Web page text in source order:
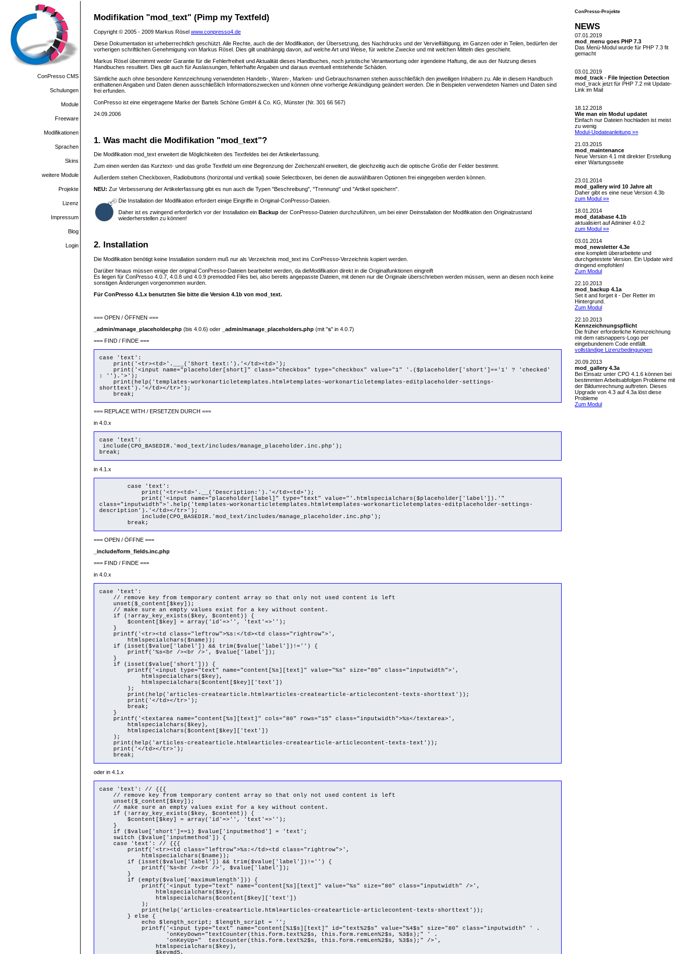
ConPresso CMS
Schulungen
Module
Freeware
Modifikationen
Sprachen
Skins
weitere Module
Projekte
Lizenz
Impressum
Blog
Login
Modifikation "mod_text" (Pimp my Textfeld)
Copyright © 2005 - 2009 Markus Rösel www.conpresso4.de
Diese Dokumentation ist urheberrechtlich geschützt. Alle Rechte, auch die der Modifikation, der Übersetzung, des Nachdrucks und der Vervielfältigung, im Ganzen oder in Teilen, bedürfen der
vorherigen schriftlichen Genehmigung von Markus Rösel. Dies gilt unabhängig davon, auf welche Art und Weise, für welche Zwecke und mit welchen Mitteln dies geschieht.
Markus Rösel übernimmt weder Garantie für die Fehlerfreiheit und Aktualität dieses Handbuches, noch juristische Verantwortung oder irgendeine Haftung, die aus der Nutzung dieses
Handbuches resultiert. Dies gilt auch für Auslassungen, fehlerhafte Angaben und daraus eventuell entstehende Schäden.
Sämtliche auch ohne besondere Kennzeichnung verwendeten Handels-, Waren-, Marken- und Gebrauchsnamen stehen ausschließlich den jeweiligen Inhabern zu. Alle in diesem Handbuch
enthaltenen Angaben und Daten dienen ausschließlich Informationszwecken und können ohne vorherige Ankündigung geändert werden. Die in Beispielen verwendeten Namen und Daten sind
frei erfunden.
ConPresso ist eine eingetragene Marke der Bartels Schöne GmbH & Co. KG, Münster (Nr. 301 66 567)
24.09.2006
1. Was macht die Modifikation "mod_text"?
Die Modifikation mod_text erweitert die Möglichkeiten des Textfeldes bei der Artikelerfassung.
Zum einen werden das Kurztext- und das große Textfeld um eine Begrenzung der Zeichenzahl erweitert, die gleichzeitig auch die optische Größe der Felder bestimmt.
Außerdem stehen Checkboxen, Radiobuttons (horizontal und vertikal) sowie Selectboxen, bei denen die auswählbaren Optionen frei eingegeben werden können.
NEU: Zur Verbesserung der Artikelerfassung gibt es nun auch die Typen "Beschreibung", "Trennung" und "Artikel speichern".
Die Installation der Modifikation erfordert einige Eingriffe in Original-ConPresso-Dateien.
Daher ist es zwingend erforderlich vor der Installation ein Backup der ConPresso-Dateien durchzuführen, um bei einer Deinstallation der Modifikation den Originalzustand
wiederherstellen zu können!
2. Installation
Die Modifikation benötigt keine Installation sondern muß nur als Verzeichnis mod_text ins ConPresso-Verzeichnis kopiert werden.
Darüber hinaus müssen einige der original ConPresso-Dateien bearbeitet werden, da dieModifikation direkt in die Originalfunktionen eingreift
Es liegen für ConPresso 4.0.7, 4.0.8 und 4.0.9 premodded Files bei, also bereits angepasste Dateien, mit denen nur die Originale überschrieben werden müssen, wenn an diesen noch keine
sonstigen Änderungen vorgenommen wurden.
Für ConPresso 4.1.x benutzten Sie bitte die Version 4.1b von mod_text.
=== OPEN / ÖFFNEN ===
_admin/manage_placeholder.php (bis 4.0.6) oder _admin/manage_placeholders.php (mit "s" in 4.0.7)
=== FIND / FINDE ===
case 'text':
print('<tr><td>'.___('Short text:').'</td><td>');
print('<input name="placeholder[short]" class="checkbox" type="checkbox" value="1" '.($placeholder['short']=='1' ? 'checked'
: '').'>');
print(help('templates-workonarticletemplates.html#templates-workonarticletemplates-editplaceholder-settings-
shorttext').'</td></tr>');
break;
=== REPLACE WITH / ERSETZEN DURCH ===
in 4.0.x
case 'text':
include(CPO_BASEDIR.'mod_text/includes/manage_placeholder.inc.php');
break;
in 4.1.x
case 'text':
print('<tr><td>'.__('Description:').'</td><td>');
print('<input name="placeholder[label]" type="text" value="'.htmlspecialchars($placeholder['label']).'"
class="inputwidth">'.help('templates-workonarticletemplates.html#templates-workonarticletemplates-editplaceholder-settings-
description').'</td></tr>');
include(CPO_BASEDIR.'mod_text/includes/manage_placeholder.inc.php');
break;
=== OPEN / ÖFFNE ===
_include/form_fields.inc.php
=== FIND / FINDE ===
in 4.0.x
case 'text':
// remove key from temporary content array so that only not used content is left
unset($_content[$key]);
// make sure an empty values exist for a key without content.
if (!array_key_exists($key, $content)) {
$content[$key] = array('id'=>'', 'text'=>'');
}
printf('<tr><td class="leftrow">%s:</td><td class="rightrow">',
htmlspecialchars($name));
if (isset($value['label']) && trim($value['label'])!='') {
printf('%s<br /><br />', $value['label']);
}
if (isset($value['short'])) {
printf('<input type="text" name="content[%s][text]" value="%s" size="80" class="inputwidth">',
htmlspecialchars($key),
htmlspecialchars($content[$key]['text'])
);
print(help('articles-createarticle.html#articles-createarticle-articlecontent-texts-shorttext'));
print('</td></tr>');
break;
}
printf('<textarea name="content[%s][text]" cols="80" rows="15" class="inputwidth">%s</textarea>',
htmlspecialchars($key),
htmlspecialchars($content[$key]['text'])
);
print(help('articles-createarticle.html#articles-createarticle-articlecontent-texts-text'));
print('</td></tr>');
break;
oder in 4.1.x
case 'text': // {{{
// remove key from temporary content array so that only not used content is left
unset($_content[$key]);
// make sure an empty values exist for a key without content.
if (!array_key_exists($key, $content)) {
$content[$key] = array('id'=>'', 'text'=>'');
}
if ($value['short']==1) $value['inputmethod'] = 'text';
switch ($value['inputmethod']) {
case 'text': // {{{
printf('<tr><td class="leftrow">%s:</td><td class="rightrow">',
htmlspecialchars($name));
if (isset($value['label']) && trim($value['label'])!='') {
printf('%s<br /><br />', $value['label']);
}
if (empty($value['maximumlength'])) {
printf('<input type="text" name="content[%s][text]" value="%s" size="80" class="inputwidth" />',
htmlspecialchars($key),
htmlspecialchars($content[$key]['text'])
);
print(help('articles-createarticle.html#articles-createarticle-articlecontent-texts-shorttext'));
} else {
echo $length_script; $length_script = '';
printf('<input type="text" name="content[%1$s][text]" id="text%2$s" value="%4$s" size="80" class="inputwidth" ' .
'onKeyDown="textCounter(this.form.text%2$s, this.form.remLen%2$s, %3$s);" ' .
'onKeyUp=" textCounter(this.form.text%2$s, this.form.remLen%2$s, %3$s);" />',
htmlspecialchars($key),
$keymd5,
ConPresso-Projekte
NEWS
07.01.2019
mod_menu goes PHP 7.3
Das Menü-Modul wurde für PHP 7.3 fit
gemacht
03.01.2019
mod_track - File Injection Detection
mod_track jetzt für PHP 7.2 mit Update-
Link im Mail
18.12.2018
Wie man ein Modul updatet
Einfach nur Dateien hochladen ist meist
zu wenig
Modul-Updateanleitung »»
21.03.2015
mod_maintenance
Neue Version 4.1 mit direkter Erstellung
einer Wartungsseite
23.01.2014
mod_gallery wird 10 Jahre alt
Daher gibt es eine neue Version 4.3b
zum Modul »»
18.01.2014
mod_database 4.1b
aktualisiert auf Adminer 4.0.2
zum Modul »»
03.01.2014
mod_newsletter 4.3e
eine komplett überarbeitete und
durchgetestete Version. Ein Update wird
dringend empfohlen!
Zum Modul
22.10.2013
mod_backup 4.1a
Set it and forget it - Der Retter im
Hintergrund.
Zum Modul
22.10.2013
Kennzeichnungspflicht
Die früher erforderliche Kennzeichnung
mit dem ratsnappers-Logo per
eingebundenem Code entfällt.
vollständige Lizenzbedingungen
20.09.2013
mod_gallery 4.3a
Bei Einsatz unter CPO 4.1.6 können bei
bestimmten Arbeitsabfolgen Probleme mit
der Bildumrechnung auftreten. Dieses
Upgrade von 4.3 auf 4.3a löst diese
Probleme
Zum Modul